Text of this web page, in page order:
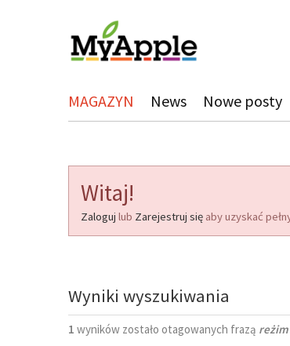
MAGAZYN News Nowe posty
Witaj!
Zaloguj lub Zarejestruj się aby uzyskać
Wyniki wyszukiwania
1 wyników zostało otagowanych frazą reżim